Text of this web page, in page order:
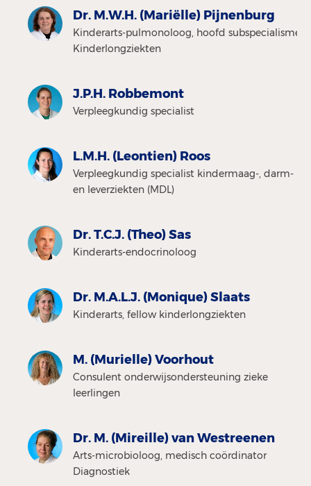
Dr. M.W.H. (Mariëlle) Pijnenburg
Kinderarts-pulmonoloog, hoofd subspecialisme
Kinderlongziekten
J.P.H. Robbemont
Verpleegkundig specialist
L.M.H. (Leontien) Roos
Verpleegkundig specialist kindermaag-, darm-
en leverziekten (MDL)
Dr. T.C.J. (Theo) Sas
Kinderarts-endocrinoloog
Dr. M.A.L.J. (Monique) Slaats
Kinderarts, fellow kinderlongziekten
M. (Murielle) Voorhout
Consulent onderwijsondersteuning zieke
leerlingen
Dr. M. (Mireille) van Westreenen
Arts-microbioloog, medisch coördinator
Diagnostiek